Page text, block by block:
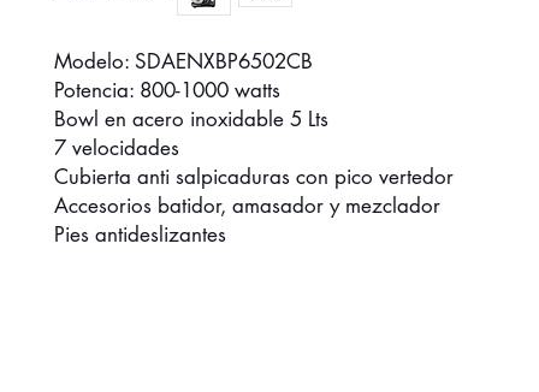
Modelo: SDAENXBP6502CB
Potencia: 800-1000 watts
Bowl en acero inoxidable 5 Lts
7 velocidades
Cubierta anti salpicaduras con pico vertedor
Accesorios batidor, amasador y mezclador
Pies antideslizantes